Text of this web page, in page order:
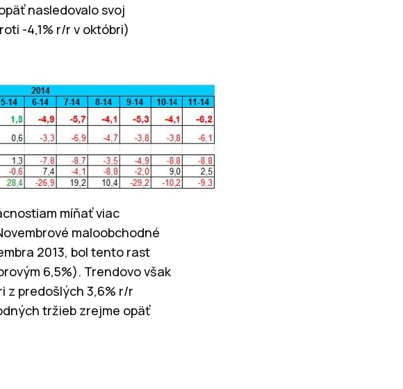
nasledovalo svoj
-4,1% r/r v októbri)
míňať viac
maloobchodné
2013, bol tento rast
6,5%). Trendovo však
z predošlých 3,6% r/r
tržieb zrejme opäť